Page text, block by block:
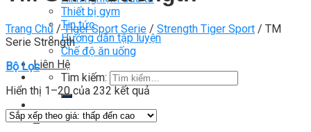
Thiết bị gym
Tin tức
Hướng dẫn tập luyện
Chế độ ăn uống
Liên Hệ
Tìm kiếm:
0
Trang Chủ /Tiger Sport Serie / Strength Tiger Sport / TM
Serie Strength
Bộ Lọc
Hiển thị 1–20 của 232 kết quả